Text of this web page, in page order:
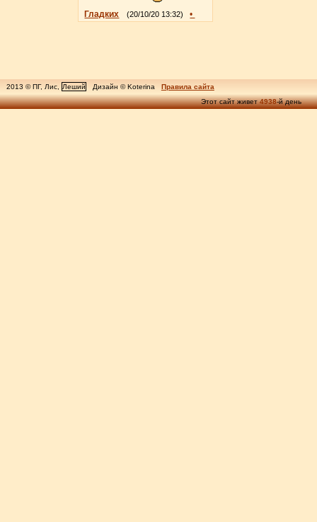
Гладких (20/10/20 13:32) •
2013 © ПГ, Лис, Леший Дизайн © Koterina
Правила сайта
Этот сайт живет4938-й день